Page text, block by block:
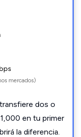
mercados)
dos o
en tu primer
la diferencia.